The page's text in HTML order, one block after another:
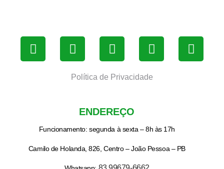
Política de Privacidade
ENDEREÇO
Funcionamento: segunda à sexta – 8h às 17h
Camilo de Holanda, 826, Centro – João Pessoa – PB